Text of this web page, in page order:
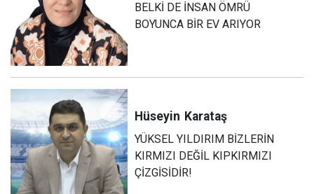
BELKİ DE İNSAN ÖMRÜ
BOYUNCA BİR EV ARIYOR
Hüseyin Karataş
YÜKSEL YILDIRIM BİZLERİN
KIRMIZI DEĞİL KIPKIRMIZI
ÇİZGİSİDİR!